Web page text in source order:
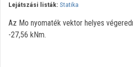
Lejátszási listák: Statika
Az Mo nyomaték vektor helyes
-27,56 kNm.